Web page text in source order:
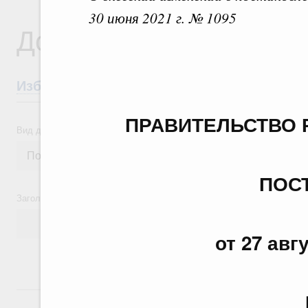
30 июня 2021 г. № 1095
от 27
Документы
Избранные документы со справками к
Вид документа
Заголовок или текст документа